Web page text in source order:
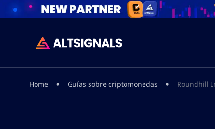
Home • Guías sobre criptomonedas • Roundhill